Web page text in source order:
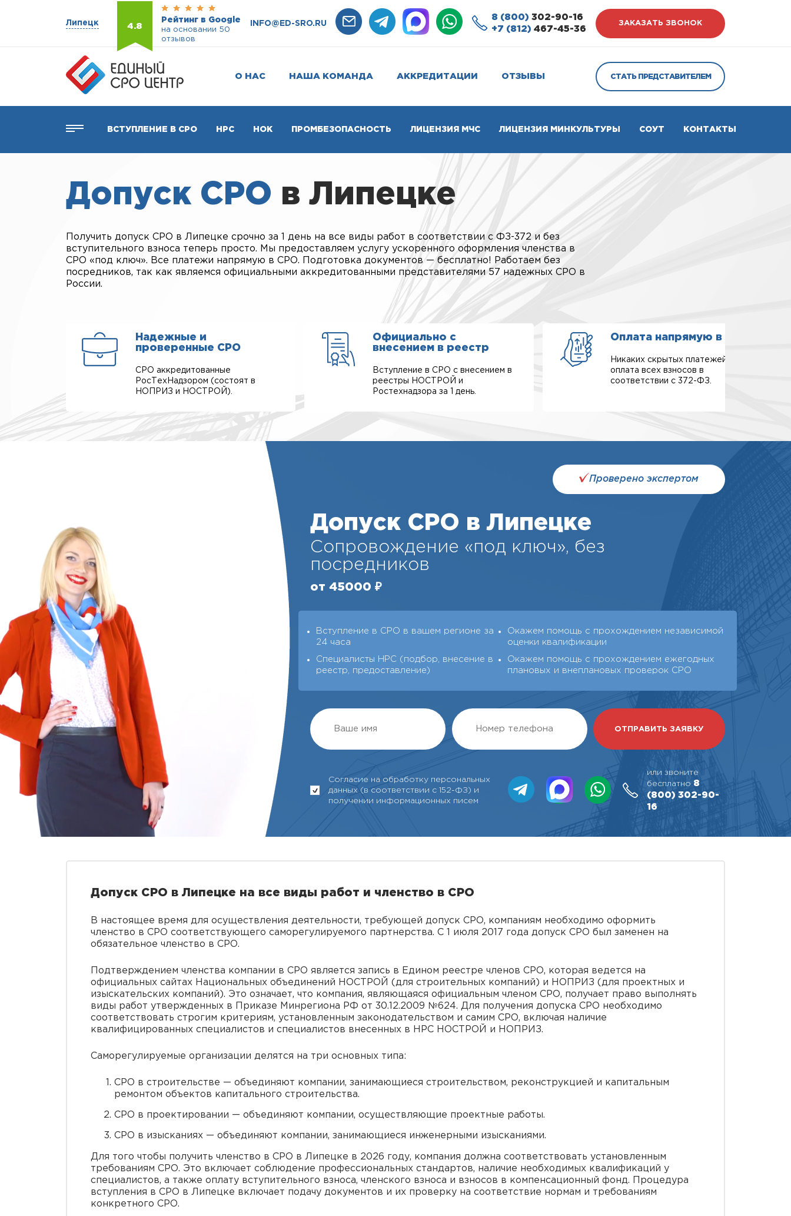
Липецк 4.8
Рейтинг в Google
на основании 50
отзывов
INFO@ED-SRO.RU
8 (800) 302-90-16
+7 (812) 467-45-36
ЗАКАЗАТЬ ЗВОНОК
О НАС НАША КОМАНДА АККРЕДИТАЦИИ ОТЗЫВЫ СТАТЬ ПРЕДСТАВИТЕЛЕМ
ВСТУПЛЕНИЕ В СРО НРС НОК ПРОМБЕЗОПАСНОСТЬ ЛИЦЕНЗИЯ МЧС ЛИЦЕНЗИЯ МИНКУЛЬТУРЫ СОУТ КОНТАКТЫ
Допуск СРО в Липецке
Получить допуск СРО в Липецке срочно за 1 день на все виды работ в соответствии с ФЗ-372 и без
вступительного взноса теперь просто. Мы предоставляем услугу ускоренного оформления членства в
СРО «под ключ». Все платежи напрямую в СРО. Подготовка документов — бесплатно! Работаем без
посредников, так как являемся официальными аккредитованными представителями 57 надежных СРО в
России.
Надежные и
проверенные СРО
СРО аккредитованные
РосТехНадзором (состоят в
НОПРИЗ и НОСТРОЙ).
Официально с
внесением в реестр
Вступление в СРО с внесением в
реестры НОСТРОЙ и
Ростехнадзора за 1 день.
Оплата напрямую в СРО
Никаких скрытых платежей,
оплата всех взносов в
соответствии с 372-ФЗ.
Проверено экспертом
Допуск СРО в Липецке
Сопровождение «под ключ», без
посредников
от 45000 ₽
Вступление в СРО в вашем регионе за
24 часа
Окажем помощь с прохождением независимой
оценки квалификации
Специалисты НРС (подбор, внесение в
реестр, предоставление)
Окажем помощь с прохождением ежегодных
плановых и внеплановых проверок СРО
Согласие на обработку персональных
данных (в соответствии с 152-ФЗ) и
получении информационных писем
или звоните
бесплатно 8
(800) 302-90-
16
Допуск СРО в Липецке на все виды работ и членство в СРО
В настоящее время для осуществления деятельности, требующей допуск СРО, компаниям необходимо оформить
членство в СРО соответствующего саморегулируемого партнерства. С 1 июля 2017 года допуск СРО был заменен на
обязательное членство в СРО.
Подтверждением членства компании в СРО является запись в Едином реестре членов СРО, которая ведется на
официальных сайтах Национальных объединений НОСТРОЙ (для строительных компаний) и НОПРИЗ (для проектных и
изыскательских компаний). Это означает, что компания, являющаяся официальным членом СРО, получает право выполнять
виды работ утвержденных в Приказе Минрегиона РФ от 30.12.2009 №624. Для получения допуска СРО необходимо
соответствовать строгим критериям, установленным законодательством и самим СРО, включая наличие
квалифицированных специалистов и специалистов внесенных в НРС НОСТРОЙ и НОПРИЗ.
Саморегулируемые организации делятся на три основных типа:
СРО в строительстве — объединяют компании, занимающиеся строительством, реконструкцией и капитальным
ремонтом объектов капитального строительства.
СРО в проектировании — объединяют компании, осуществляющие проектные работы.
СРО в изысканиях — объединяют компании, занимающиеся инженерными изысканиями.
Для того чтобы получить членство в СРО в Липецке в 2026 году, компания должна соответствовать установленным
требованиям СРО. Это включает соблюдение профессиональных стандартов, наличие необходимых квалификаций у
специалистов, а также оплату вступительного взноса, членского взноса и взносов в компенсационный фонд. Процедура
вступления в СРО в Липецке включает подачу документов и их проверку на соответствие нормам и требованиям
конкретного СРО.